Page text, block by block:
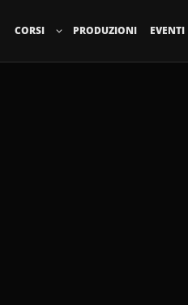
CORSI PRODUZIONI EVENTI